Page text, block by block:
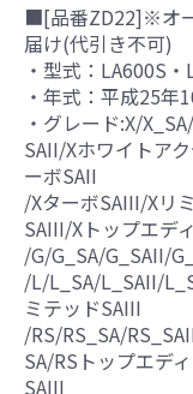
■[品番ZD22]※オ
届け(代引き不可)
・型式：LA600S・
・年式：平成25年
・グレード:X/
SAII/Xホワイトア
ーボSAII
/XターボSAIII/Xリ
SAIII/Xトップエデ
/G/G_SA/G_SAII/
/L/L_SA/L_SAII/
ミテッドSAIII
/RS/RS_SA/
SA/RSトップエデ
SAIII